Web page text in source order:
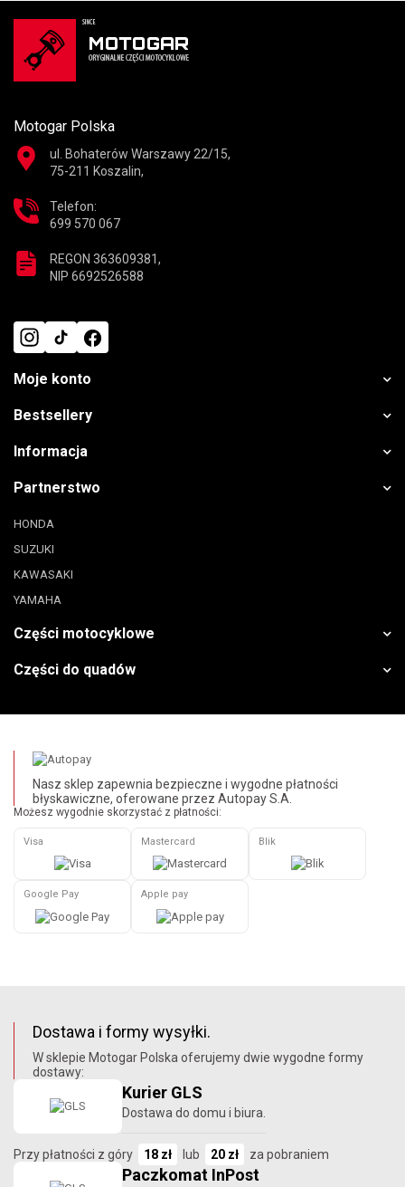
Motogar Polska
ul. Bohaterów Warszawy 22/15,
75-211 Koszalin,
Telefon:
699 570 067
REGON 363609381,
NIP 6692526588
Moje konto
Bestsellery
Informacja
Partnerstwo
HONDA
SUZUKI
KAWASAKI
YAMAHA
Części motocyklowe
Części do quadów
Nasz sklep zapewnia bezpieczne i wygodne płatności
błyskawiczne, oferowane przez Autopay S.A.
Możesz wygodnie skorzystać z płatności:
Visa Mastercard Blik
Google Pay Apple pay
Dostawa i formy wysyłki.
W sklepie Motogar Polska oferujemy dwie wygodne formy
dostawy:
Kurier GLS
Dostawa do domu i biura.
Przy płatności z góry 18 zł lub 20 zł za pobraniem
Paczkomat InPost